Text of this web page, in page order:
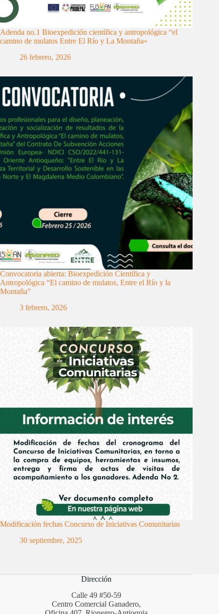
Adenda no.1 Bioexpedición científica y antropológica “el
camino de mulatos Entre El Río y La Montaña»
26 febrero, 2026
Convocatoria abierta: Bioexpedición Científica y
Antropológica “El camino de mulatos, Entre el Río y la
Montaña”
3 febrero, 2026
Modificación fechas Concurso de Iniciativas Comunitarias
30 septiembre, 2025
Dirección
Calle 49 #50-59
Centro Comercial Ganadero,